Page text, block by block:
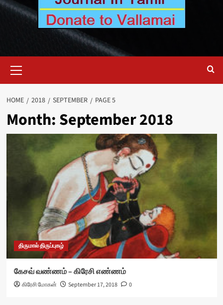
Menu
HOME 2018 SEPTEMBER PAGE 5
Month:September 2018
திருமால் திருப்புகழ்
கேசவ் வண்ணம் – கிரேசி எண்ணம்
கிரேசி மோகன் September 17, 2018 0